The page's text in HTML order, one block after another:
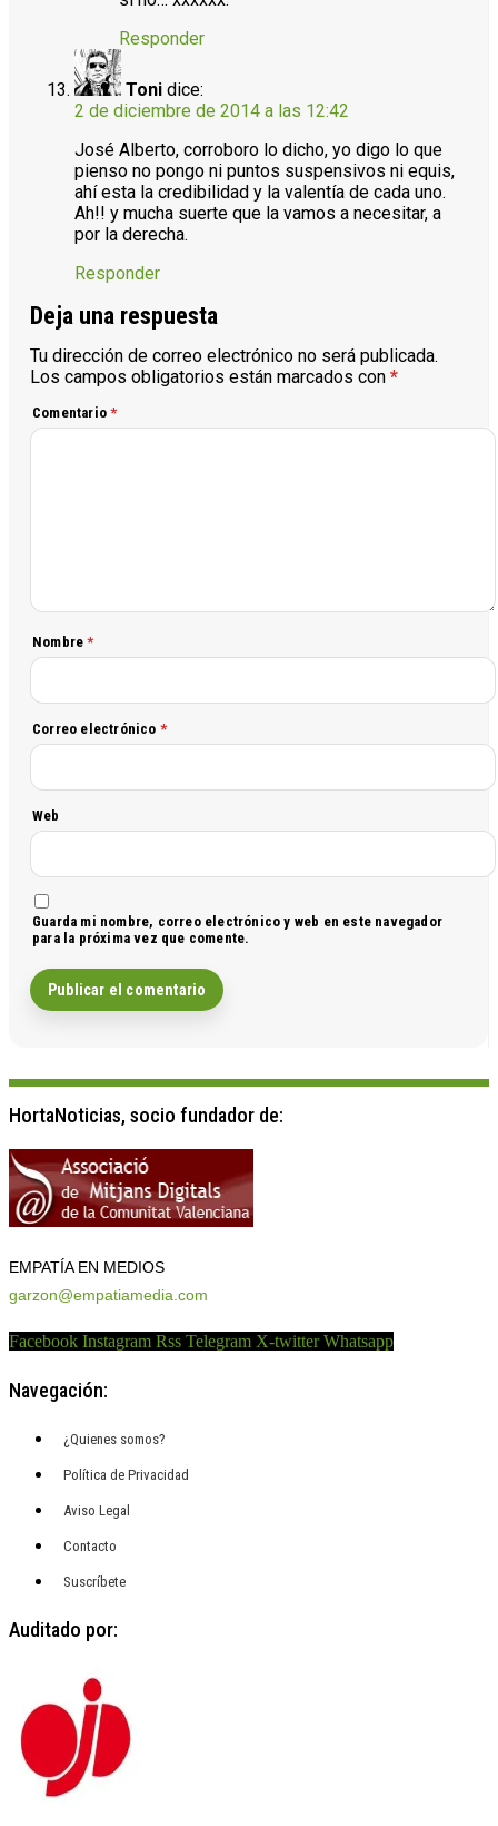
Responder
Toni dice:
2 de diciembre de 2014 a las 12:42
José Alberto, corroboro lo dicho, yo digo lo que
pienso no pongo ni puntos suspensivos ni equis,
ahí esta la credibilidad y la valentía de cada uno.
Ah!! y mucha suerte que la vamos a necesitar, a
por la derecha.
Responder
Deja una respuesta
Tu dirección de correo electrónico no será publicada.
Los campos obligatorios están marcados con *
Comentario*
Nombre*
Correo electrónico *
Web
Guarda mi nombre, correo electrónico y web en este navegador
para la próxima vez que comente.
HortaNoticias, socio fundador de:
EMPATÍA EN MEDIOS
garzon@empatiamedia.com
Facebook Instagram Rss Telegram X-twitter Whatsapp
Navegación:
¿Quienes somos?
Política de Privacidad
Aviso Legal
Contacto
Suscríbete
Auditado por: